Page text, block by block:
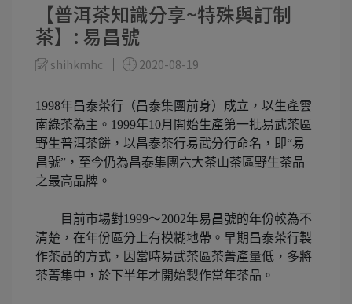
【普洱茶知識分享~特殊與訂制
茶】: 易昌號
shihkmhc 2020-08-19
1998年昌泰茶行（昌泰集團前身）成立，以生產雲
南綠茶為主。1999年10月開始生產第一批易武茶區
野生普洱茶餅，以昌泰茶行易武分行命名，即“易
昌號”，至今仍為昌泰集團六大茶山茶區野生茶品
之最高品牌。
目前市場對1999～2002年易昌號的年份較為不
清楚，在年份區分上有模糊地帶。早期昌泰茶行製
作茶品的方式，因當時易武茶區茶菁產量低，多將
茶菁集中，於下半年才開始製作當年茶品。